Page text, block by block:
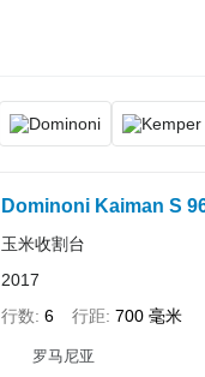
Dominoni Kaiman S
玉米收割台
2017
行数 6 行距 700 毫米
罗马尼亚